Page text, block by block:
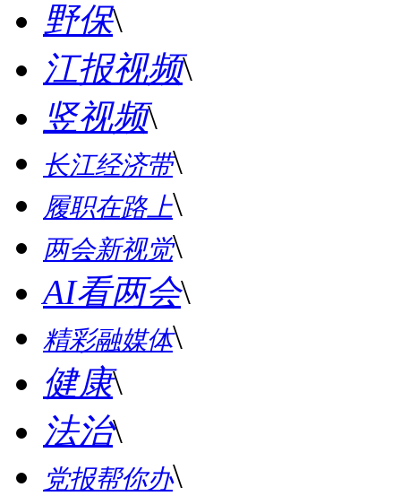
野保\
江报视频\
竖视频\
长江经济带\
履职在路上\
两会新视觉\
AI看两会\
精彩融媒体\
健康\
法治\
党报帮你办\